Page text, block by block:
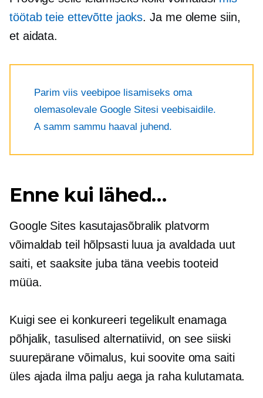
töötab teie ettevõtte jaoks. Ja me oleme siin,
et aidata.
Parim viis veebipoe lisamiseks oma
olemasolevale Google Sitesi veebisaidile.
A samm sammu haaval juhend.
Enne kui lähed…
Google Sites kasutajasõbralik platvorm
võimaldab teil hõlpsasti luua ja avaldada uut
saiti, et saaksite juba täna veebis tooteid
müüa.
Kuigi see ei konkureeri tegelikult enamaga
põhjalik, tasulised alternatiivid, on see siiski
suurepärane võimalus, kui soovite oma saiti
üles ajada ilma palju aega ja raha kulutamata.